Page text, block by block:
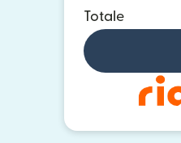
Totale